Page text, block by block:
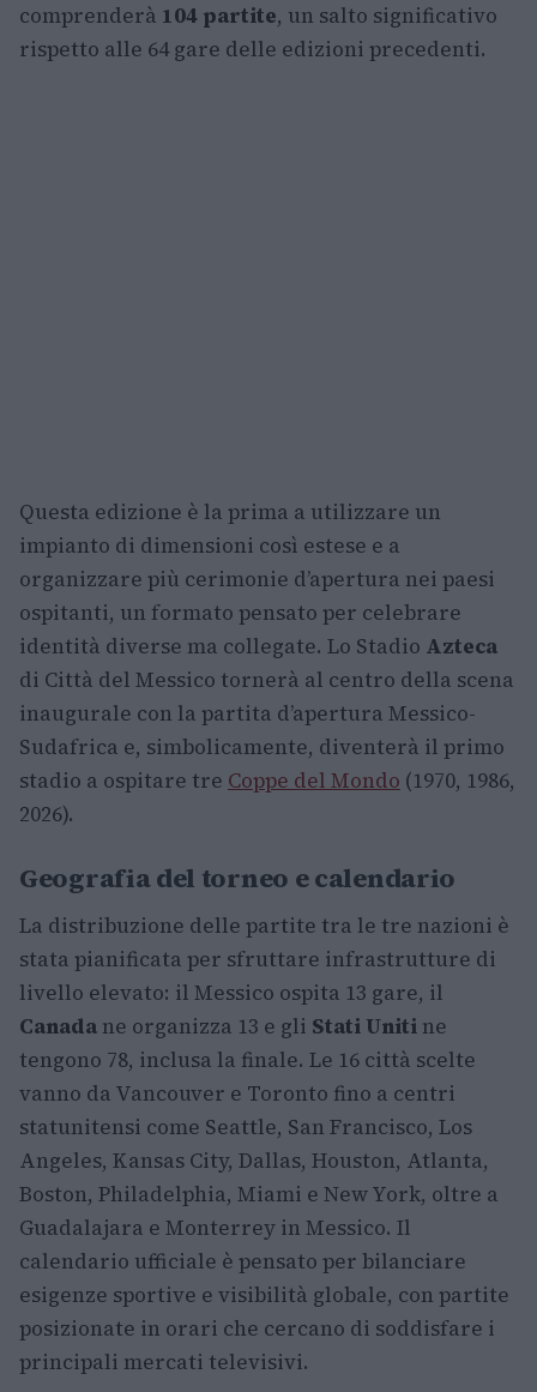
comprenderà 104 partite, un salto significativo
rispetto alle 64 gare delle edizioni precedenti.
Questa edizione è la prima a utilizzare un
impianto di dimensioni così estese e a
organizzare più cerimonie d’apertura nei paesi
ospitanti, un formato pensato per celebrare
identità diverse ma collegate. Lo Stadio Azteca
di Città del Messico tornerà al centro della scena
inaugurale con la partita d’apertura Messico-
Sudafrica e, simbolicamente, diventerà il primo
stadio a ospitare tre Coppe del Mondo (1970, 1986,
2026).
Geografia del torneo e calendario
La distribuzione delle partite tra le tre nazioni è
stata pianificata per sfruttare infrastrutture di
livello elevato: il Messico ospita 13 gare, il
Canada ne organizza 13 e gli Stati Uniti ne
tengono 78, inclusa la finale. Le 16 città scelte
vanno da Vancouver e Toronto fino a centri
statunitensi come Seattle, San Francisco, Los
Angeles, Kansas City, Dallas, Houston, Atlanta,
Boston, Philadelphia, Miami e New York, oltre a
Guadalajara e Monterrey in Messico. Il
calendario ufficiale è pensato per bilanciare
esigenze sportive e visibilità globale, con partite
posizionate in orari che cercano di soddisfare i
principali mercati televisivi.